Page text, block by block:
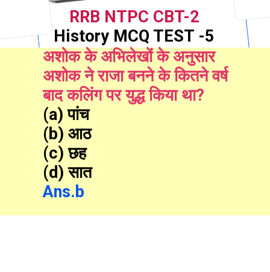
अशोक के अभिलेखों के अनुसार
अशोक ने राजा बनने के कितने वर्ष
बाद कलिंग पर युद्ध किया था?
(a) पांच
(b) आठ
(c) छह
(d) सात
Ans.b
RRB NTPC CBT-2
History MCQ TEST -5